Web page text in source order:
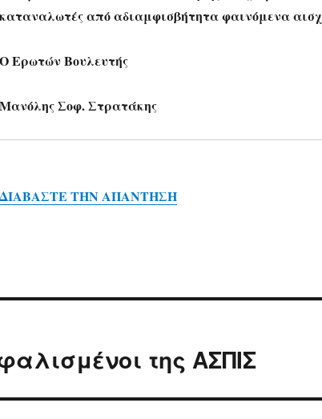
καταναλωτές από αδιαμφισβήτητα φαινόμενα
Ο Ερωτών Βουλευτής
Μανόλης Σοφ. Στρατάκης
ΤΗΝ ΑΠΑΝΤΗΣΗ
της ΑΣΠΙΣ